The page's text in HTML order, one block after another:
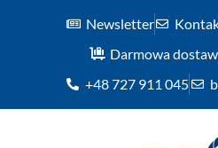
Newsletter
Darmowa
+48 727 911 045